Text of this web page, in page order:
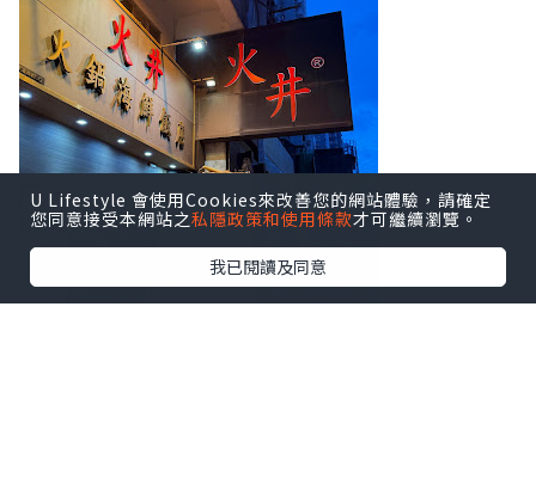
U Lifestyle 會使用Cookies來改善您的網站體驗，請確定
您同意接受本網站之私隱政策和使用條款才可繼續瀏覽。
我已閱讀及同意